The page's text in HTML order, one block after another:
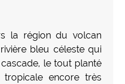
la région du volcan
bleu céleste qui
le tout planté
encore très